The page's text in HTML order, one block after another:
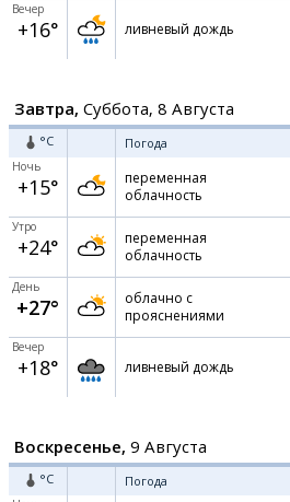
Вечер
+16° ливневый дождь
Завтра, Суббота, 8 Августа
°C Погода
Ночь
+15°
переменная
облачность
Утро
+24°
переменная
облачность
День
+27°
облачно с
прояснениями
Вечер
+18° ливневый дождь
Воскресенье, 9 Августа
°C Погода